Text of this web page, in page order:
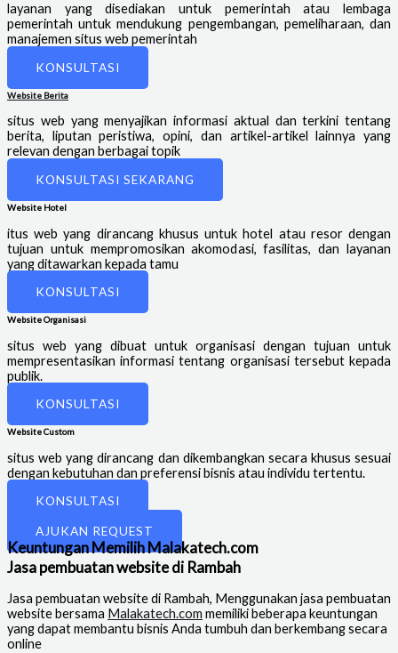
layanan yang disediakan untuk pemerintah atau lembaga
pemerintah untuk mendukung pengembangan, pemeliharaan, dan
manajemen situs web pemerintah
KONSULTASI
Website Berita
situs web yang menyajikan informasi aktual dan terkini tentang
berita, liputan peristiwa, opini, dan artikel-artikel lainnya yang
relevan dengan berbagai topik
KONSULTASI SEKARANG
Website Hotel
itus web yang dirancang khusus untuk hotel atau resor dengan
tujuan untuk mempromosikan akomodasi, fasilitas, dan layanan
yang ditawarkan kepada tamu
KONSULTASI
Website Organisasi
situs web yang dibuat untuk organisasi dengan tujuan untuk
mempresentasikan informasi tentang organisasi tersebut kepada
publik.
KONSULTASI
Website Custom
situs web yang dirancang dan dikembangkan secara khusus sesuai
dengan kebutuhan dan preferensi bisnis atau individu tertentu.
KONSULTASI
AJUKAN REQUEST
Keuntungan Memilih Malakatech.com
Jasa pembuatan website di Rambah
Jasa pembuatan website di Rambah, Menggunakan jasa pembuatan
website bersama Malakatech.com memiliki beberapa keuntungan
yang dapat membantu bisnis Anda tumbuh dan berkembang secara
online